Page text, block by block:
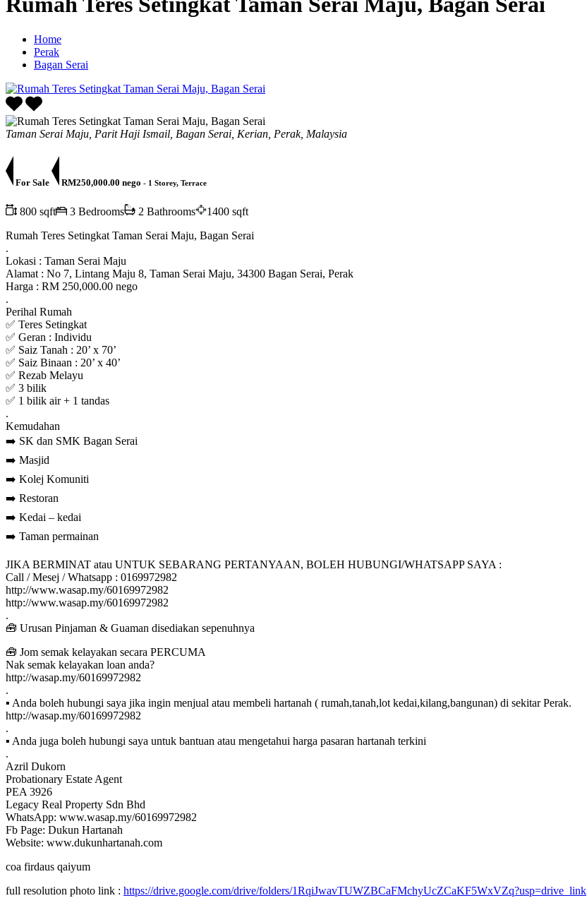
Home
Perak
Bagan Serai
Taman Serai Maju, Parit Haji Ismail, Bagan Serai, Kerian, Perak, Malaysia
For Sale RM250,000.00 nego - 1 Storey, Terrace
800 sqft 3 Bedrooms 2 Bathrooms
1400 sqft
Rumah Teres Setingkat Taman Serai Maju, Bagan Serai
.
Lokasi : Taman Serai Maju
Alamat : No 7, Lintang Maju 8, Taman Serai Maju, 34300 Bagan Serai, Perak
Harga : RM 250,000.00 nego
.
Perihal Rumah
✅ Teres Setingkat
✅ Geran : Individu
✅ Saiz Tanah : 20’ x 70’
✅ Saiz Binaan : 20’ x 40’
✅ Rezab Melayu
✅ 3 bilik
✅ 1 bilik air + 1 tandas
.
Kemudahan
➡️ SK dan SMK Bagan Serai
➡️ Masjid
➡️ Kolej Komuniti
➡️ Restoran
➡️ Kedai – kedai
➡️ Taman permainan
JIKA BERMINAT atau UNTUK SEBARANG PERTANYAAN, BOLEH HUBUNGI/WHATSAPP SAYA :
Call / Mesej / Whatsapp : 0169972982
http://www.wasap.my/60169972982
http://www.wasap.my/60169972982
.
🧰 Urusan Pinjaman & Guaman disediakan sepenuhnya
🧰 Jom semak kelayakan secara PERCUMA
Nak semak kelayakan loan anda?
http://wasap.my/60169972982
.
▪ Anda boleh hubungi saya jika ingin menjual atau membeli hartanah ( rumah,tanah,lot kedai,kilang,bangunan) di sekitar Perak.
http://wasap.my/60169972982
.
▪ Anda juga boleh hubungi saya untuk bantuan atau mengetahui harga pasaran hartanah terkini
.
Azril Dukorn
Probationary Estate Agent
PEA 3926
Legacy Real Property Sdn Bhd
WhatsApp: www.wasap.my/60169972982
Fb Page: Dukun Hartanah
Website: www.dukunhartanah.com
coa firdaus qaiyum
full resolution photo link : https://drive.google.com/drive/folders/1RqiJwavTUWZBCaFMchyUcZCaKF5WxVZq?usp=drive_link